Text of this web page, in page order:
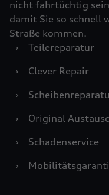
nicht fahrtüchtig
damit Sie so schnell
Straße kommen.
›
Teilereparatur
›
Clever Repair
›
›
Original
›
Schadenservice
›